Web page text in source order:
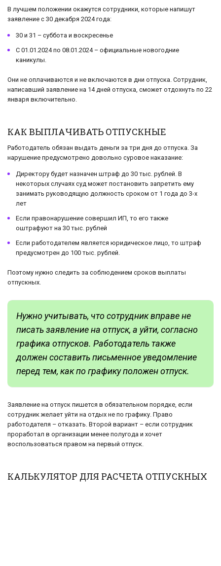
В лучшем положении окажутся сотрудники, которые напишут
заявление с 30 декабря 2024 года:
30 и 31 – суббота и воскресенье
С 01.01.2024 по 08.01.2024 – официальные новогодние
каникулы.
Они не оплачиваются и не включаются в дни отпуска. Сотрудник,
написавший заявление на 14 дней отпуска, сможет отдохнуть по 22
января включительно.
КАК ВЫПЛАЧИВАТЬ ОТПУСКНЫЕ
Работодатель обязан выдать деньги за три дня до отпуска. За
нарушение предусмотрено довольно суровое наказание:
Директору будет назначен штраф до 30 тыс. рублей. В
некоторых случаях суд может постановить запретить ему
занимать руководящую должность сроком от 1 года до 3-х
лет
Если правонарушение совершил ИП, то его также
оштрафуют на 30 тыс. рублей
Если работодателем является юридическое лицо, то штраф
предусмотрен до 100 тыс. рублей.
Поэтому нужно следить за соблюдением сроков выплаты
отпускных.
Нужно учитывать, что сотрудник вправе не
писать заявление на отпуск, а уйти, согласно
графика отпусков. Работодатель также
должен составить письменное уведомление
перед тем, как по графику положен отпуск.
Заявление на отпуск пишется в обязательном порядке, если
сотрудник желает уйти на отдых не по графику. Право
работодателя – отказать. Второй вариант – если сотрудник
проработал в организации менее полугода и хочет
воспользоваться правом на первый отпуск.
КАЛЬКУЛЯТОР ДЛЯ РАСЧЕТА ОТПУСКНЫХ